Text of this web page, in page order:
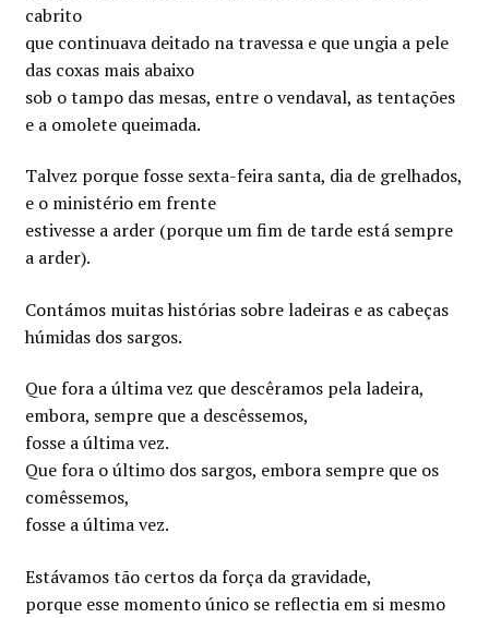
cabrito
que continuava deitado na travessa e que ungia a pele
das coxas mais abaixo
sob o tampo das mesas, entre o vendaval, as tentações
e a omolete queimada.
Talvez porque fosse sexta-feira santa, dia de grelhados,
e o ministério em frente
estivesse a arder (porque um fim de tarde está sempre
a arder).
Contámos muitas histórias sobre ladeiras e as cabeças
húmidas dos sargos.
Que fora a última vez que descêramos pela ladeira,
embora, sempre que a descêssemos,
fosse a última vez.
Que fora o último dos sargos, embora sempre que os
comêssemos,
fosse a última vez.
Estávamos tão certos da força da gravidade,
porque esse momento único se reflectia em si mesmo